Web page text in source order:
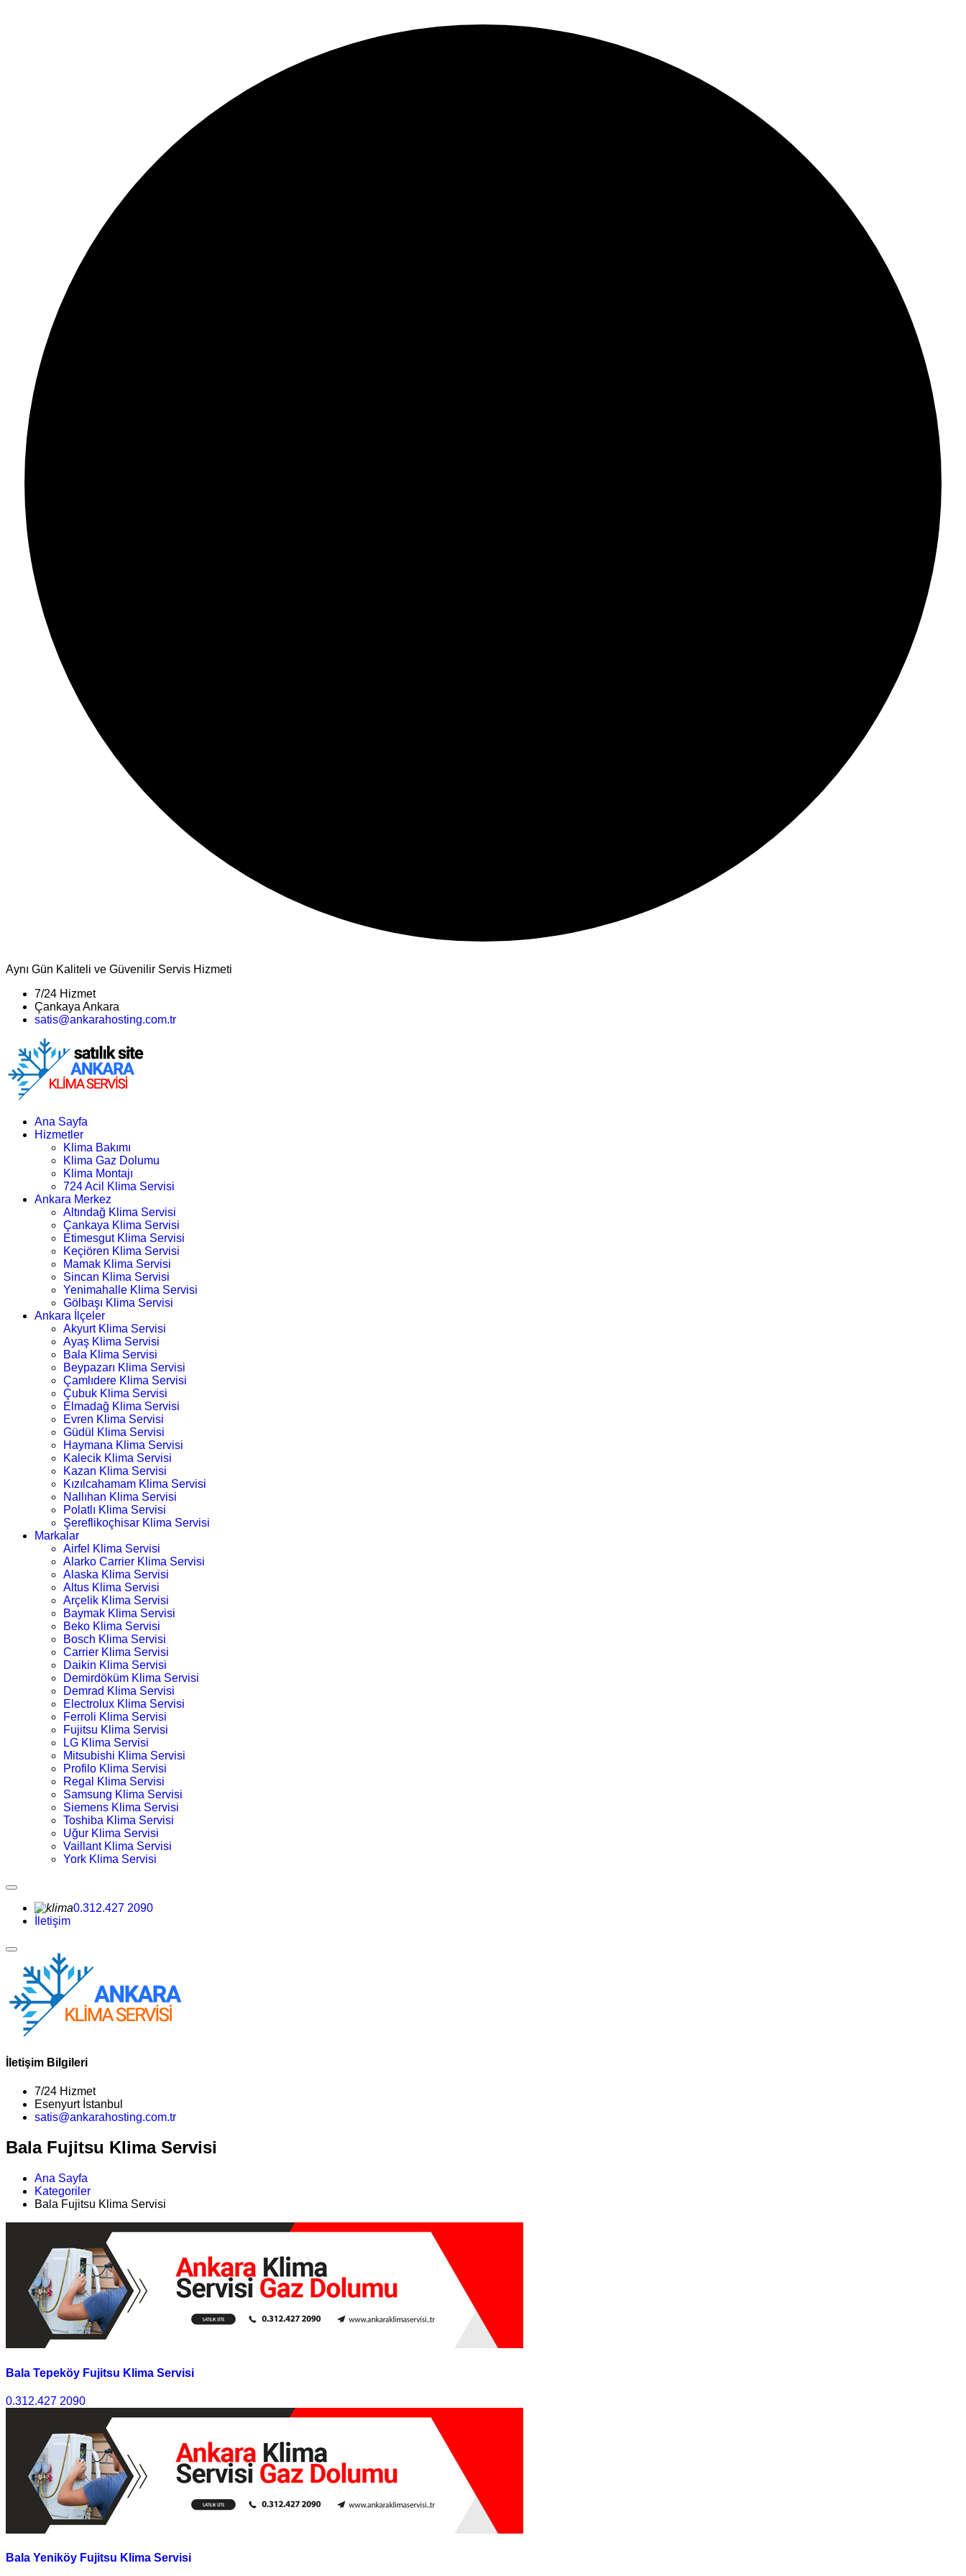
Aynı Gün Kaliteli ve Güvenilir Servis Hizmeti
7/24 Hizmet
Çankaya Ankara
satis@ankarahosting.com.tr
Ana Sayfa
Hizmetler
Klima Bakımı
Klima Gaz Dolumu
Klima Montajı
724 Acil Klima Servisi
Ankara Merkez
Altındağ Klima Servisi
Çankaya Klima Servisi
Etimesgut Klima Servisi
Keçiören Klima Servisi
Mamak Klima Servisi
Sincan Klima Servisi
Yenimahalle Klima Servisi
Gölbaşı Klima Servisi
Ankara İlçeler
Akyurt Klima Servisi
Ayaş Klima Servisi
Bala Klima Servisi
Beypazarı Klima Servisi
Çamlıdere Klima Servisi
Çubuk Klima Servisi
Elmadağ Klima Servisi
Evren Klima Servisi
Güdül Klima Servisi
Haymana Klima Servisi
Kalecik Klima Servisi
Kazan Klima Servisi
Kızılcahamam Klima Servisi
Nallıhan Klima Servisi
Polatlı Klima Servisi
Şereflikoçhisar Klima Servisi
Markalar
Airfel Klima Servisi
Alarko Carrier Klima Servisi
Alaska Klima Servisi
Altus Klima Servisi
Arçelik Klima Servisi
Baymak Klima Servisi
Beko Klima Servisi
Bosch Klima Servisi
Carrier Klima Servisi
Daikin Klima Servisi
Demirdöküm Klima Servisi
Demrad Klima Servisi
Electrolux Klima Servisi
Ferroli Klima Servisi
Fujitsu Klima Servisi
LG Klima Servisi
Mitsubishi Klima Servisi
Profilo Klima Servisi
Regal Klima Servisi
Samsung Klima Servisi
Siemens Klima Servisi
Toshiba Klima Servisi
Uğur Klima Servisi
Vaillant Klima Servisi
York Klima Servisi
0.312.427 2090
İletişim
İletişim Bilgileri
7/24 Hizmet
Esenyurt İstanbul
satis@ankarahosting.com.tr
Bala Fujitsu Klima Servisi
Ana Sayfa
Kategoriler
Bala Fujitsu Klima Servisi
Bala Tepeköy Fujitsu Klima Servisi
0.312.427 2090
Bala Yeniköy Fujitsu Klima Servisi